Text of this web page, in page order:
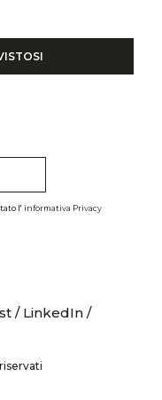
l'informativa Privacy
/ LinkedIn /